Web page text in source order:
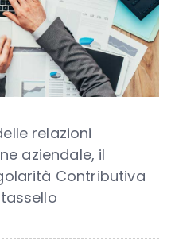
relazioni
aziendale, il
Contributiva